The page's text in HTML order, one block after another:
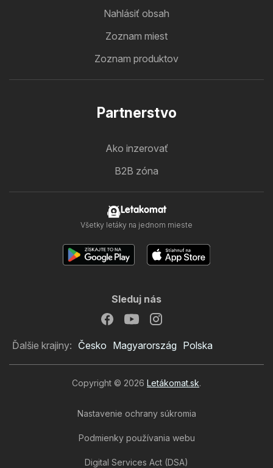
Nahlásiť obsah
Zoznam miest
Zoznam produktov
Partnerstvo
Ako inzerovať
B2B zóna
Letakomat
Všetky letáky na jednom mieste
Sleduj nás
Ďalšie krajiny: Česko Magyarország Polska
Copyright © 2026 Letákomat.sk.
Nastavenie ochrany súkromia
Podmienky používania webu
Digital Services Act (DSA)